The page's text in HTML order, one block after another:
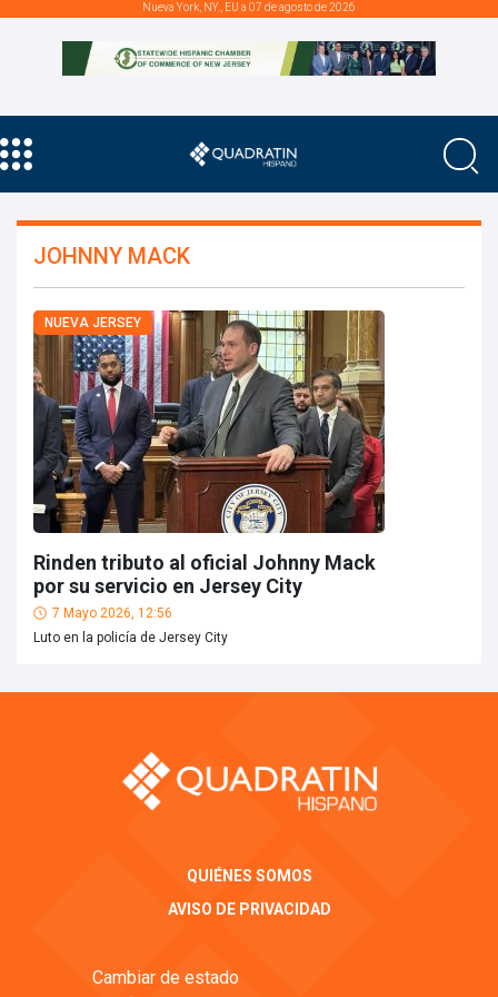
Nueva York, NY., EU a 07 de agosto de 2026
JOHNNY MACK
NUEVA JERSEY
Rinden tributo al oficial Johnny Mack
por su servicio en Jersey City
7 Mayo 2026, 12:56
Luto en la policía de Jersey City
QUIÉNES SOMOS
AVISO DE PRIVACIDAD
Cambiar de estado